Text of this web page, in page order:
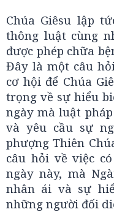
Chúa Giêsu lập
thông luật cùng
được phép chữa
Đây là một câu
cơ hội để Chúa
trọng về sự hiểu
ngày mà luật
và yêu cầu sự
phượng Thiên
câu hỏi về việc
ngày này, mà
nhân ái và sự
những người đối